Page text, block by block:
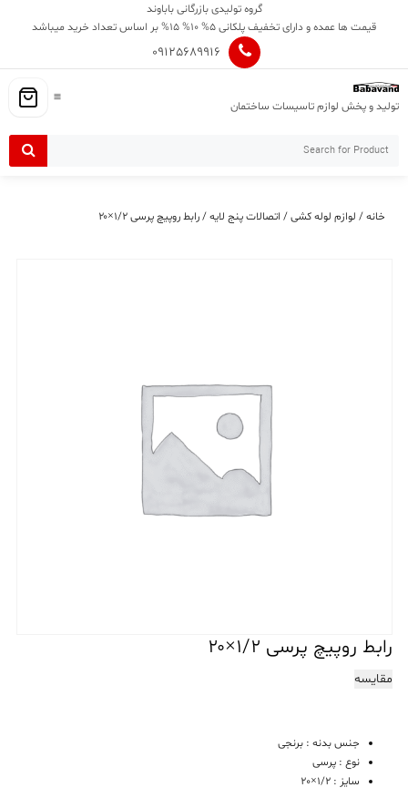
گروه تولیدی بازرگانی باباوند
قیمت ها عمده و دارای تخفیف پلکانی 5% 10% 15% بر اساس تعداد خرید میباشد
09125689916
تولید و پخش لوازم تاسیسات ساختمان
خانه/ لوازم لوله کشی/ اتصالات پنج لایه/ رابط روپیچ پرسی ۱/۲×۲۰
رابط روپیچ پرسی ۱/۲×۲۰
مقایسه
جنس بدنه : برنجی
نوع : پرسی
سایز : 1/2×20